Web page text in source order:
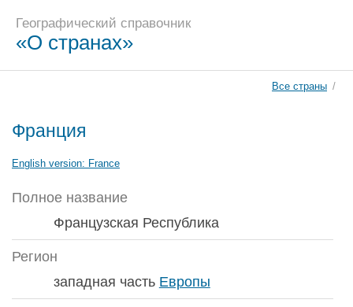
Географический справочник
«О странах»
Все страны /
Франция
English version: France
Полное название
Французская Республика
Регион
западная часть Европы